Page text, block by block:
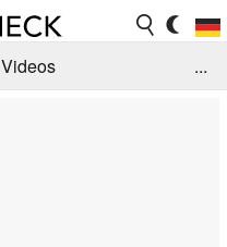
Videos
...